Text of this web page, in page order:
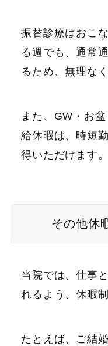
振替診療はおこ
る週でも、通常
るため、無理な
また、GW・お
給休暇は、時短
得いただけます。
その他休
当院では、仕事
れるよう、休暇
たとえば、ご結